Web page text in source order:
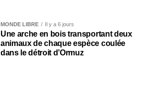
MONDE LIBRE Il y a 6 jours
Une arche en bois transportant deux
animaux de chaque espèce coulée
dans le détroit d’Ormuz